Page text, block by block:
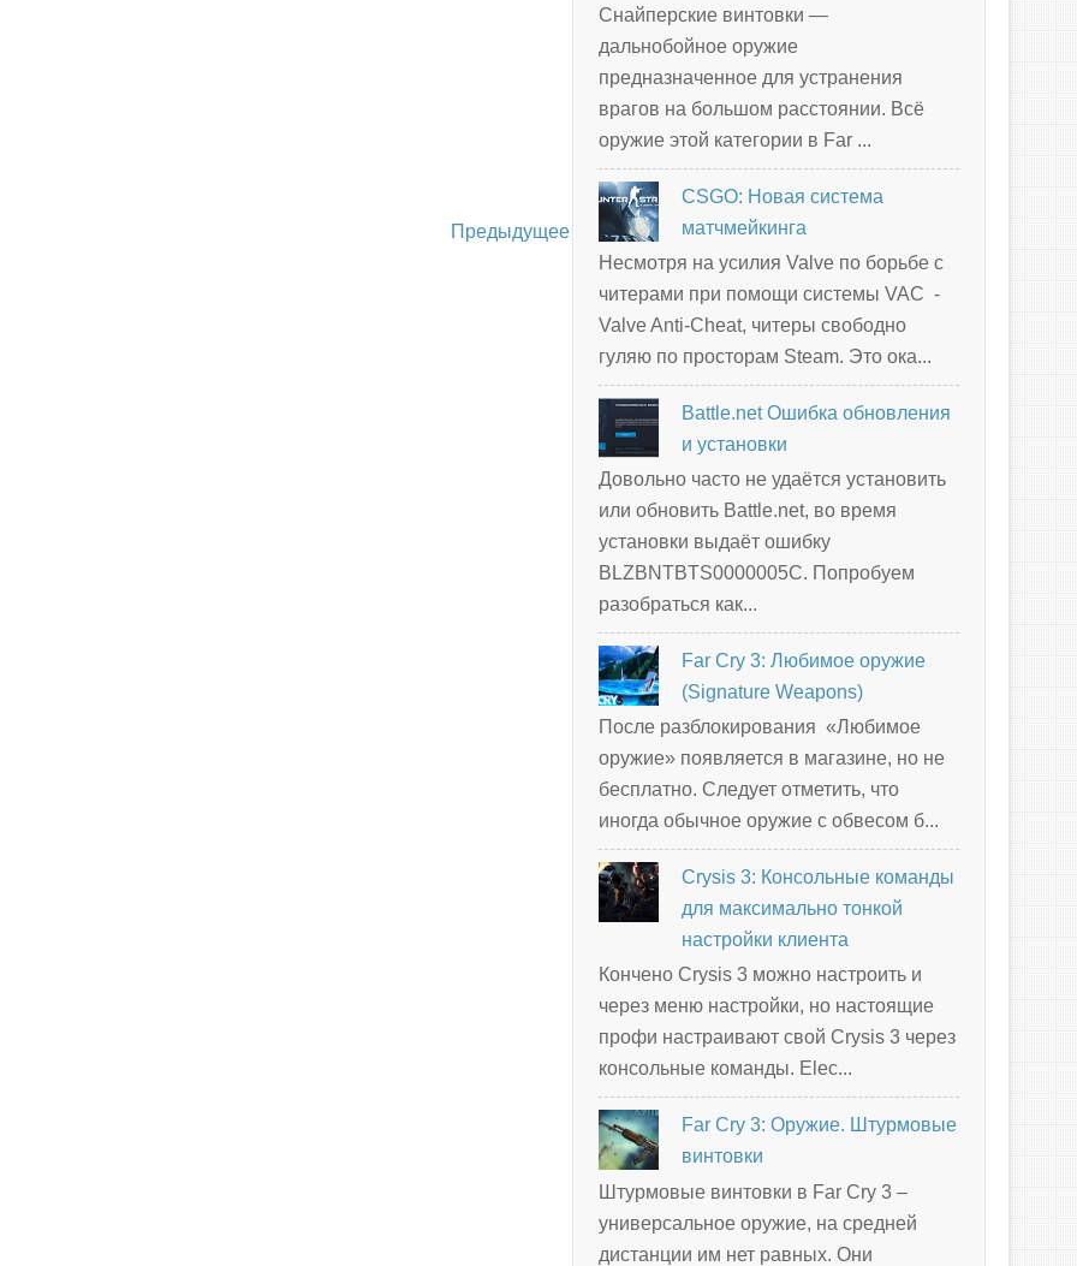
Предыдущее
Снайперские винтовки —
дальнобойное оружие
предназначенное для устранения
врагов на большом расстоянии. Всё
оружие этой категории в Far ...
CSGO: Новая система
матчмейкинга
Несмотря на усилия Valve по борьбе с
читерами при помощи системы VAC -
Valve Anti-Cheat, читеры свободно
гуляю по просторам Steam. Это ока...
Battle.net Ошибка обновления
и установки
Довольно часто не удаётся установить
или обновить Battle.net, во время
установки выдаёт ошибку
BLZBNTBTS0000005C. Попробуем
разобраться как...
Far Cry 3: Любимое оружие
(Signature Weapons)
После разблокирования «Любимое
оружие» появляется в магазине, но не
бесплатно. Следует отметить, что
иногда обычное оружие с обвесом б...
Crysis 3: Консольные команды
для максимально тонкой
настройки клиента
Кончено Crysis 3 можно настроить и
через меню настройки, но настоящие
профи настраивают свой Crysis 3 через
консольные команды. Elec...
Far Cry 3: Оружие. Штурмовые
винтовки
Штурмовые винтовки в Far Cry 3 –
универсальное оружие, на средней
дистанции им нет равных. Они